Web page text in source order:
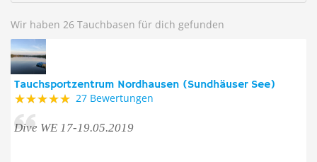
Wir haben 26 Tauchbasen für dich gefunden
Tauchsportzentrum Nordhausen (Sundhäuser See)
27 Bewertungen
Dive WE 17-19.05.2019